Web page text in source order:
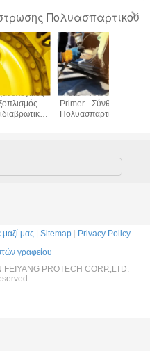
Πολυασπαρτικού
Metal Protection
Primer - Σύνθεση
Πολυασπαρτικής
μαζί μας | Sitemap | Privacy Policy
γραφείου
PROTECH CORP.,LTD.